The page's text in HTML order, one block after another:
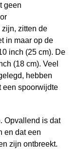
geen
zijn, zitten de
in maar op de
inch (25 cm). De
(18 cm). Veel
hebben
een spoorwijdte
Opvallend is dat
en dat een
zijn ontbreekt.